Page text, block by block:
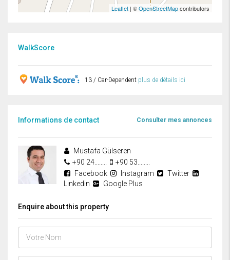
Leaflet | ©OpenStreetMapcontributors
WalkScore
13 / Car-Dependent plus de détails ici
Informations de contact Consulter mes annonces
Mustafa Gülseren
+90 24........
+90 53........
Facebook
Instagram
Twitter
Linkedin
Google Plus
Enquire about this property